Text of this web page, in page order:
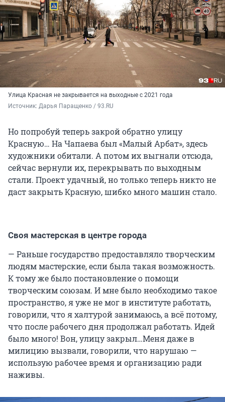
Улица Красная не закрывается на выходные с 2021 года
Источник: Дарья Паращенко / 93.RU
Но попробуй теперь закрой обратно улицу
Красную… На Чапаева был «Малый Арбат», здесь
художники обитали. А потом их выгнали отсюда,
сейчас вернули их, перекрывать по выходным
стали. Проект удачный, но только теперь никто не
даст закрыть Красную, шибко много машин стало.
Своя мастерская в центре города
— Раньше государство предоставляло творческим
людям мастерские, если была такая возможность.
К тому же было постановление о помощи
творческим союзам. И мне было необходимо такое
пространство, я уже не мог в институте работать,
говорили, что я халтурой занимаюсь, а всё потому,
что после рабочего дня продолжал работать. Идей
было много! Вон, улицу закрыл…Меня даже в
милицию вызвали, говорили, что нарушаю —
использую рабочее время и организацию ради
наживы.